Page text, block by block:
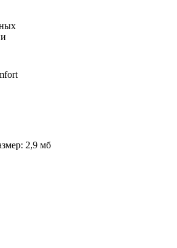
2,9 мб